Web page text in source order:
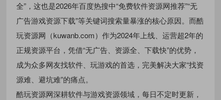
全”，这也是2026年百度热搜中“免费软件资源网推荐”“无
广告游戏资源下载”等关键词搜索量暴涨的核心原因。而酷
玩资源网（kuwanb.com）作为2024年上线、运营超2年的
正规资源平台，凭借“无广告、资源全、下载快”的优势，
成为众多网友找软件、玩游戏的首选，完美解决大家“找资
源难、避坑难”的痛点。
酷玩资源网深耕软件与游戏资源领域，每日不定时更新，